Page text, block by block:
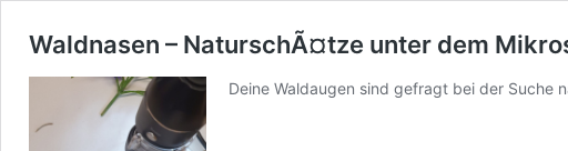
Waldnasen – NaturschÃ¤tze unter dem
Deine Waldaugen sind gefragt bei der Suche